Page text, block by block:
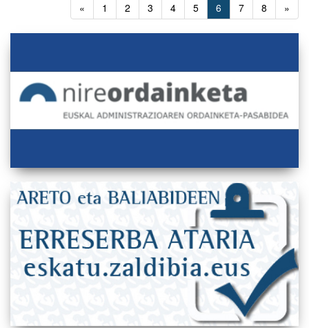
« 1 2 3 4 5 6 7 8 »